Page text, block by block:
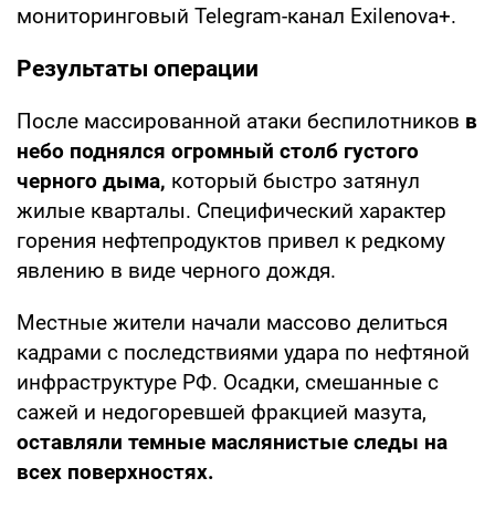
мониторинговый Telegram-канал Exilenova+.
Результаты операции
После массированной атаки беспилотников в
небо поднялся огромный столб густого
черного дыма, который быстро затянул
жилые кварталы. Специфический характер
горения нефтепродуктов привел к редкому
явлению в виде черного дождя.
Местные жители начали массово делиться
кадрами с последствиями удара по нефтяной
инфраструктуре РФ. Осадки, смешанные с
сажей и недогоревшей фракцией мазута,
оставляли темные маслянистые следы на
всех поверхностях.